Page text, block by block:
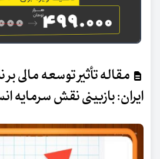
مقاله تأثیر توسعه مالی بر
ایران: بازبینی نقش سرمایه